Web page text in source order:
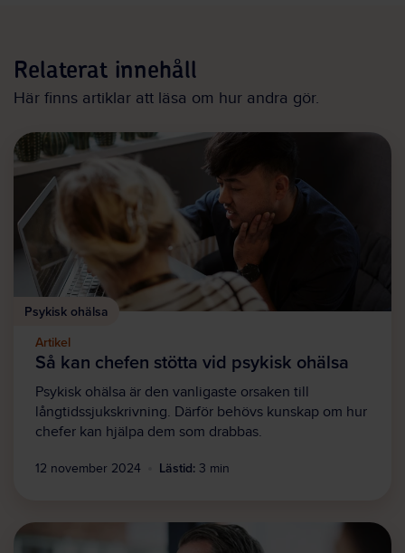
Relaterat innehåll
Här finns artiklar att läsa om hur andra gör.
Psykisk ohälsa
Artikel
Så kan chefen stötta vid psykisk ohälsa
Psykisk ohälsa är den vanligaste orsaken till
långtidssjukskrivning. Därför behövs kunskap om hur
chefer kan hjälpa dem som drabbas.
12 november 2024 Lästid: 3 min